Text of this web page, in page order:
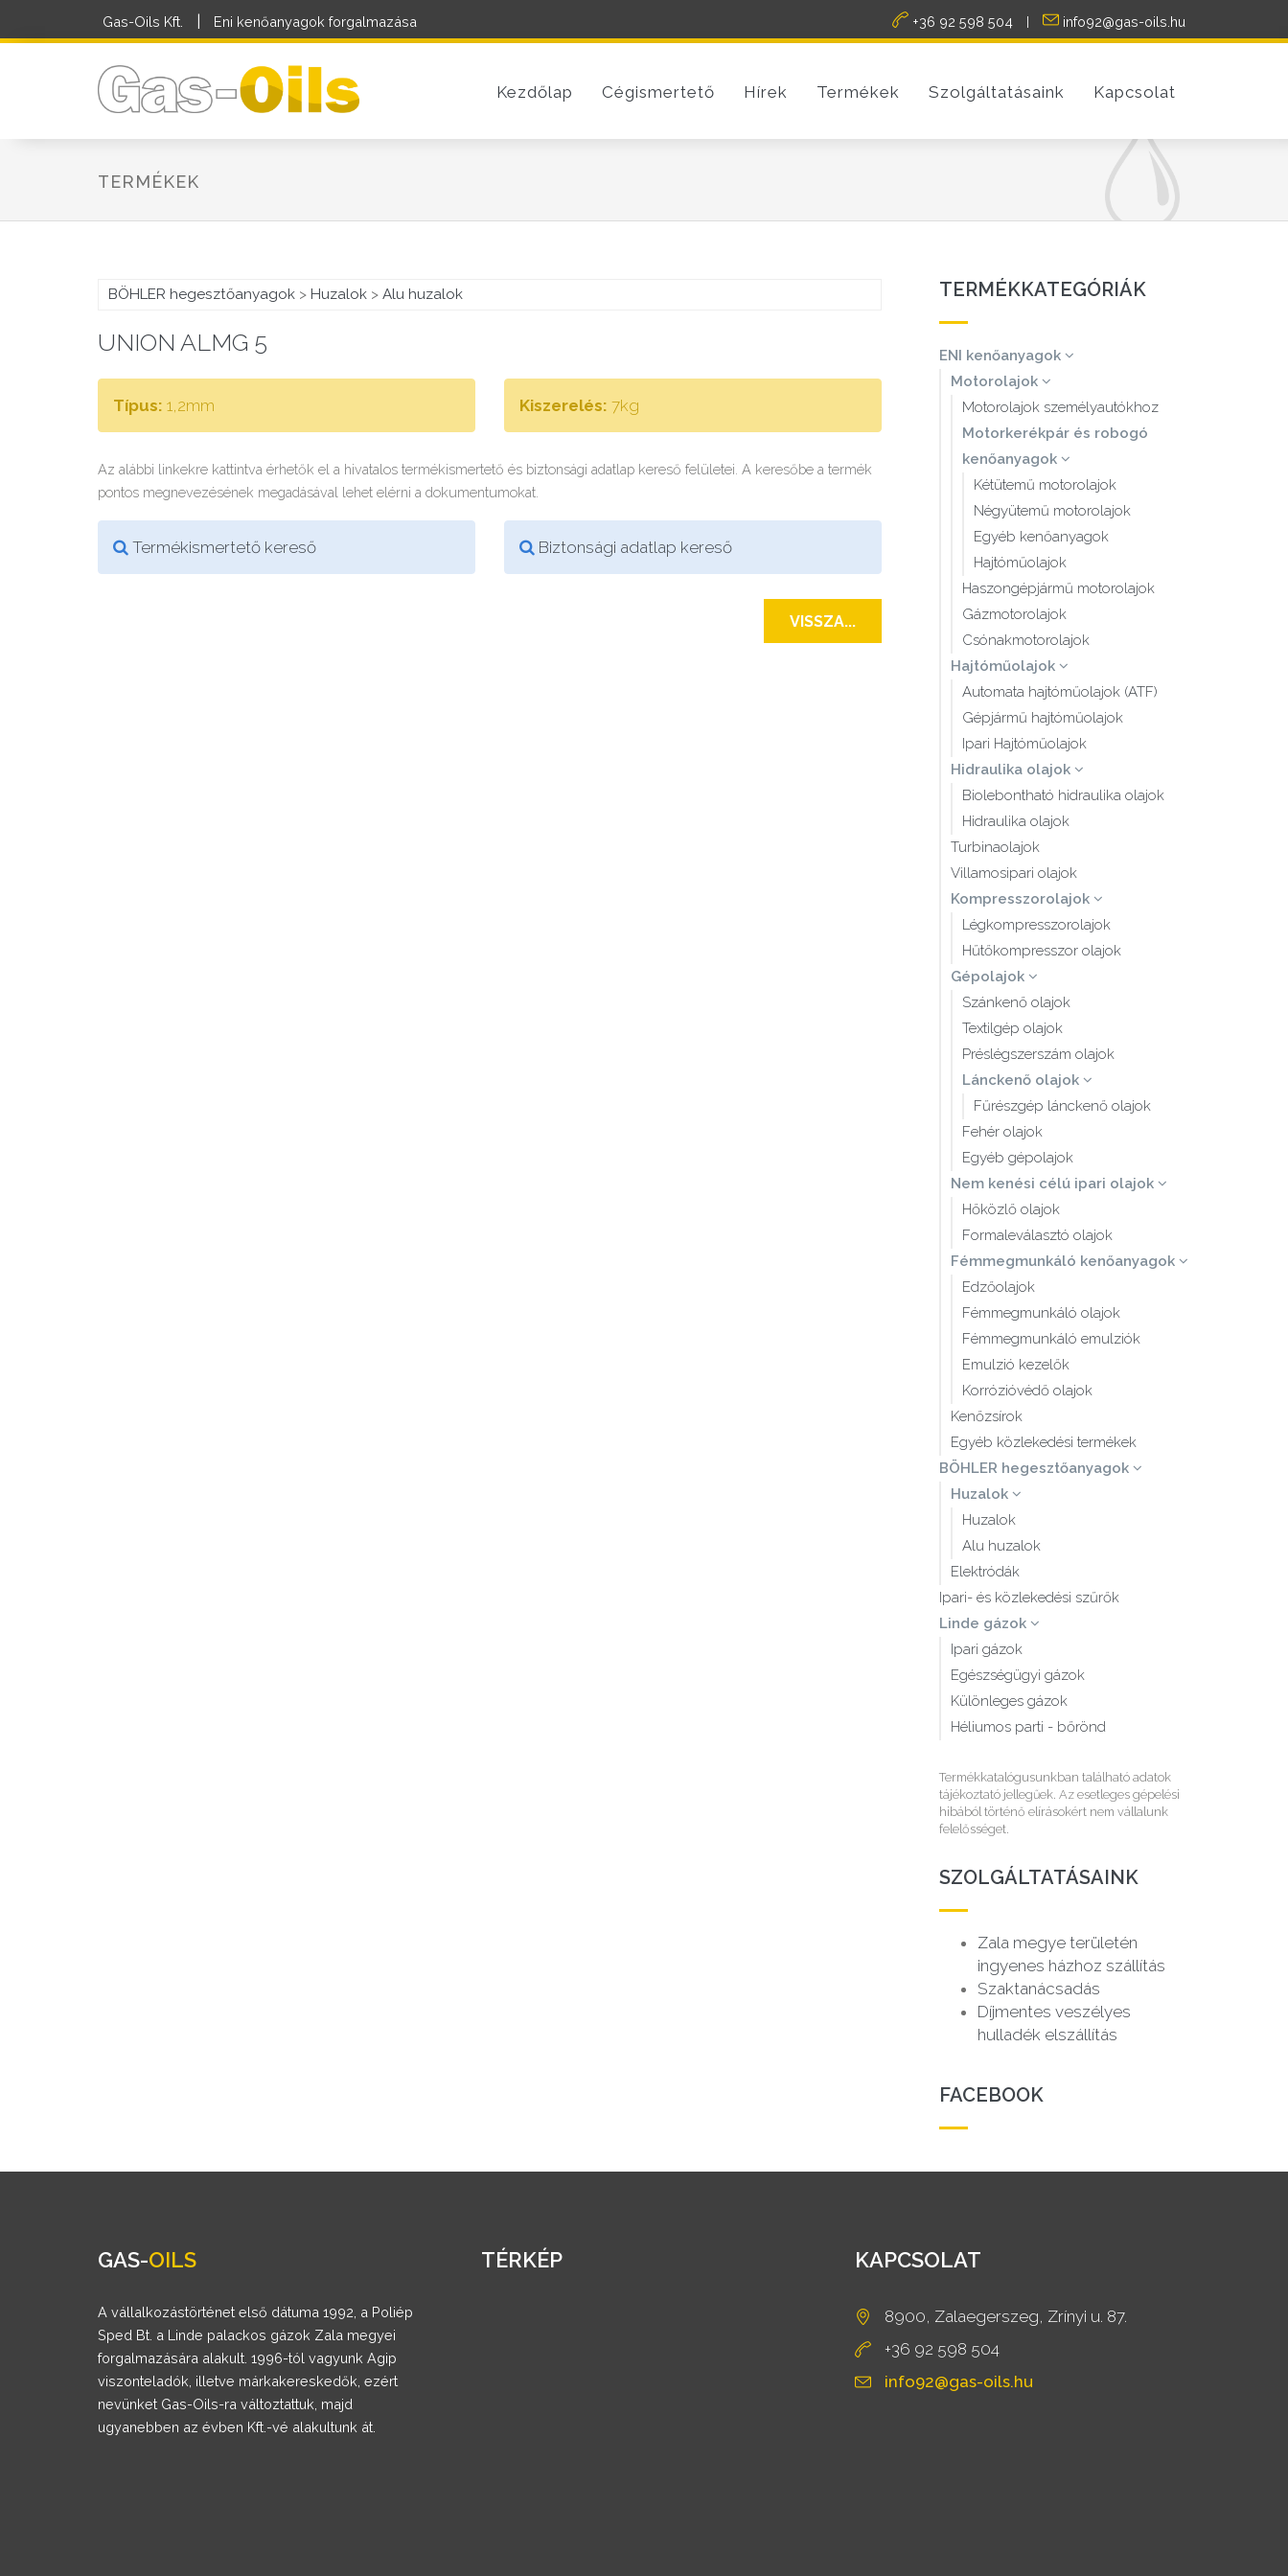
Gas-Oils Kft. Eni kenőanyagok forgalmazása +36 92 598 504 info92@gas-oils.hu
Kezdőlap Cégismertető Hírek Termékek Szolgáltatásaink Kapcsolat
TERMÉKEK
BÖHLER hegesztőanyagok > Huzalok > Alu huzalok
UNION ALMG 5
Típus: 1,2mm Kiszerelés: 7kg
Az alábbi linkekre kattintva érhetők el a hivatalos termékismertető és biztonsági adatlap kereső felületei. A keresőbe a termék
pontos megnevezésének megadásával lehet elérni a dokumentumokat.
Termékismertető kereső Biztonsági adatlap kereső
VISSZA...
TERMÉKKATEGÓRIÁK
ENI kenőanyagok
Motorolajok
Motorolajok személyautókhoz
Motorkerékpár és robogó
kenőanyagok
Kétütemű motorolajok
Négyütemű motorolajok
Egyéb kenőanyagok
Hajtóműolajok
Haszongépjármű motorolajok
Gázmotorolajok
Csónakmotorolajok
Hajtóműolajok
Automata hajtóműolajok (ATF)
Gépjármű hajtóműolajok
Ipari Hajtóműolajok
Hidraulika olajok
Biolebontható hidraulika olajok
Hidraulika olajok
Turbinaolajok
Villamosipari olajok
Kompresszorolajok
Légkompresszorolajok
Hűtőkompresszor olajok
Gépolajok
Szánkenő olajok
Textilgép olajok
Préslégszerszám olajok
Lánckenő olajok
Fűrészgép lánckenő olajok
Fehér olajok
Egyéb gépolajok
Nem kenési célú ipari olajok
Hőközlő olajok
Formaleválasztó olajok
Fémmegmunkáló kenőanyagok
Edzőolajok
Fémmegmunkáló olajok
Fémmegmunkáló emulziók
Emulzió kezelők
Korrózióvédő olajok
Kenőzsírok
Egyéb közlekedési termékek
BÖHLER hegesztőanyagok
Huzalok
Huzalok
Alu huzalok
Elektródák
Ipari- és közlekedési szűrők
Linde gázok
Ipari gázok
Egészségügyi gázok
Különleges gázok
Héliumos parti - bőrönd
Termékkatalógusunkban található adatok
tájékoztató jellegűek. Az esetleges gépelési
hibából történő elírásokért nem vállalunk
felelősséget.
SZOLGÁLTATÁSAINK
Zala megye területén
ingyenes házhoz szállítás
Szaktanácsadás
Díjmentes veszélyes
hulladék elszállítás
FACEBOOK
GAS-OILS
A vállalkozástörténet első dátuma 1992, a Poliép
Sped Bt. a Linde palackos gázok Zala megyei
forgalmazására alakult. 1996-tól vagyunk Agip
viszonteladók, illetve márkakereskedők, ezért
nevünket Gas-Oils-ra változtattuk, majd
ugyanebben az évben Kft.-vé alakultunk át.
TÉRKÉP KAPCSOLAT
8900, Zalaegerszeg, Zrínyi u. 87.
+36 92 598 504
info92@gas-oils.hu